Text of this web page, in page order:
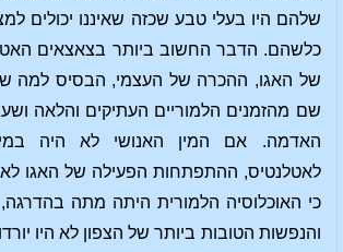
שלהם היו בעלי טבע שכזה שאיננו יכולים
כלשהם. הדבר החשוב ביותר בצאצאים
של האגו, ההכרה של העצמי, הבסיס למה
שם מהזמנים הלמוריים העתיקים והלאה
האדמה. אם המין האנושי לא היה
לאטלנטיס, ההתפתחות הפעילה של האגו
כי האוכלוסיה הלמורית היתה מתה
והנפשות הטובות ביותר של הצפון לא היו